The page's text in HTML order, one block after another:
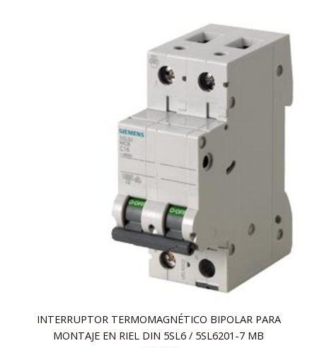
INTERRUPTOR TERMOMAGNÉTICO BIPOLAR PARA
MONTAJE EN RIEL DIN 5SL6 / 5SL6201-7 MB